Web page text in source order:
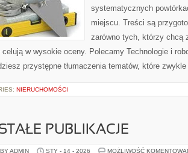
systematycznych
miejscu. Treści są
zarówno tych, którzy chcą
celują w wysokie oceny. Polecamy Technologie i
przystępne tłumaczenia tematów, które
NIERUCHOMOŚCI
PUBLIKACJE
ADMIN STY - 14 - 2026 MOŻLIWOŚĆ